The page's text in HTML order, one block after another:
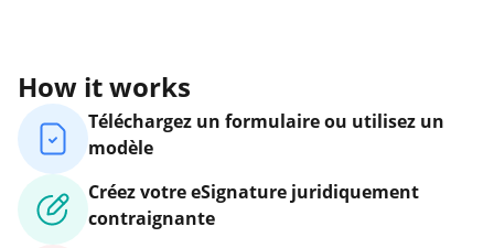
How it works
Téléchargez un formulaire ou utilisez un
modèle
Créez votre eSignature juridiquement
contraignante